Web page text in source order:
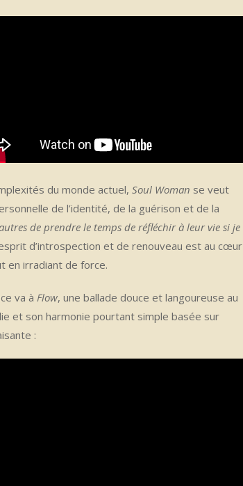
du monde actuel, Soul Woman se veut
de l’identité, de la guérison et de la
de prendre le temps de réfléchir à leur vie si je
d’introspection et de renouveau est au cœur
en irradiant de force.
va à Flow, une ballade douce et langoureuse au
et son harmonie pourtant simple basée sur
: